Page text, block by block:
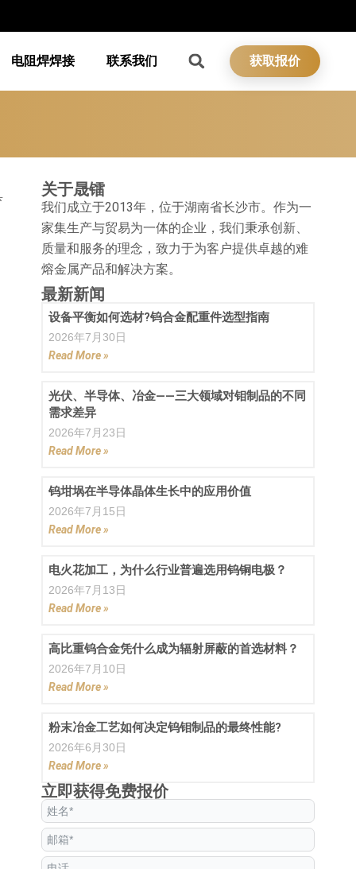
电阻焊焊接 联系我们 获取报价
关于晟镭
我们成立于2013年，位于湖南省长沙市。作为一
家集生产与贸易为一体的企业，我们秉承创新、
质量和服务的理念，致力于为客户提供卓越的难
熔金属产品和解决方案。
最新新闻
设备平衡如何选材?钨合金配重件选型指南
2026年7月30日
Read More »
光伏、半导体、冶金——三大领域对钼制品的不同
需求差异
2026年7月23日
Read More »
钨坩埚在半导体晶体生长中的应用价值
2026年7月15日
Read More »
电火花加工，为什么行业普遍选用钨铜电极？
2026年7月13日
Read More »
高比重钨合金凭什么成为辐射屏蔽的首选材料？
2026年7月10日
Read More »
粉末冶金工艺如何决定钨钼制品的最终性能?
2026年6月30日
Read More »
立即获得免费报价